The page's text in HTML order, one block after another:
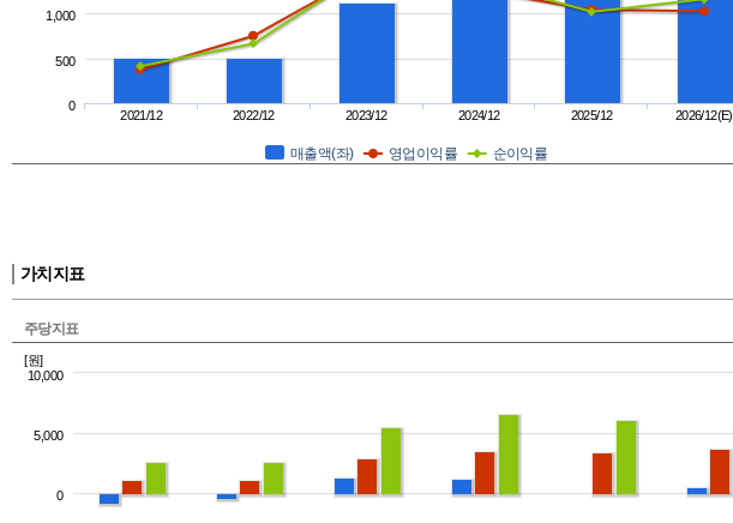
매출액(좌) 영업이익률 순이익률
2021/12 2022/12 2023/12 2024/12 2025/12 2026/12(E)
0
500
1,000
가치지표
주당지표
[원]
0
5,000
10,000